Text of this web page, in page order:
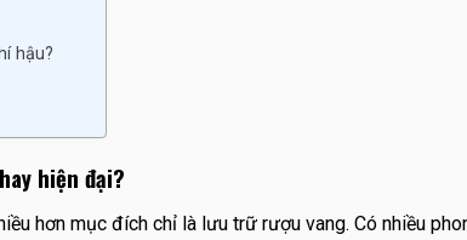
hậu?
hiện đại?
hơn mục đích chỉ là lưu trữ rượu vang. Có nhiều